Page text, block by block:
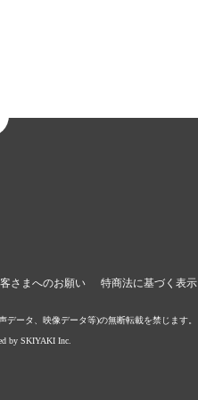
さまへのお願い 特商法に基づく表示
データ、映像データ等)の無断転載を禁じます。
by SKIYAKI Inc.